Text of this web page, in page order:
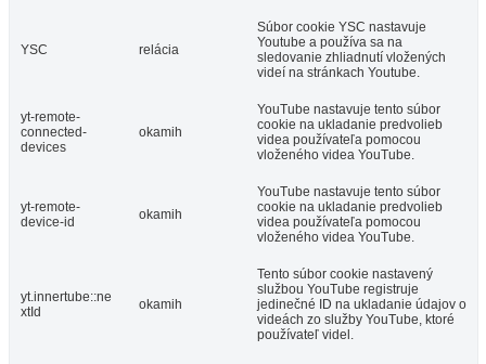
YSC relácia
Súbor cookie YSC nastavuje
Youtube a používa sa na
sledovanie zhliadnutí vložených
videí na stránkach Youtube.
yt-remote-
connected-
devices
okamih
YouTube nastavuje tento súbor
cookie na ukladanie predvolieb
videa používateľa pomocou
vloženého videa YouTube.
yt-remote-
device-id
okamih
YouTube nastavuje tento súbor
cookie na ukladanie predvolieb
videa používateľa pomocou
vloženého videa YouTube.
yt.innertube::ne
xtId
okamih
Tento súbor cookie nastavený
službou YouTube registruje
jedinečné ID na ukladanie údajov o
videách zo služby YouTube, ktoré
používateľ videl.